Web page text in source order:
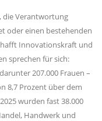
die Verantwortung
oder einen bestehenden
Innovationskraft und
sprechen für sich:
207.000 Frauen –
8,7 Prozent über dem
wurden fast 38.000
Handwerk und